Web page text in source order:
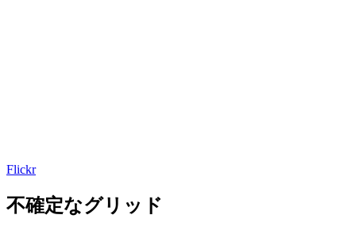
Flickr
不確定なグリッド